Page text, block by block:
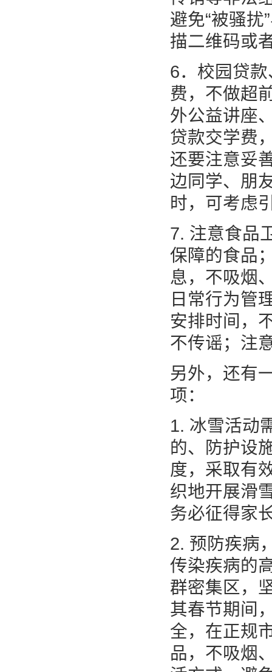
避免“被骚扰
描二维码或
6．校园贷
费，不做超
外公益讲座
贷款交学费
还要注意妥
边同学、朋
时，可考虑
7. 注意食品
保障的食品
息，不吸烟
日常行为管
安排时间，
不传谣；注
另外，还有
项：
1. 冰雪活动
的、防护设
度，采取有
织地开展滑
务必征得家
2. 预防疾病
传染疾病的
群密集区，
其春节期间
全，在正规
品，不吸烟